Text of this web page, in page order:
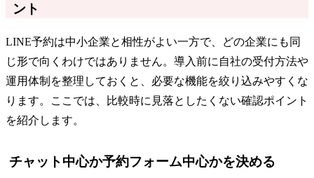
ント
LINE予約は中小企業と相性がよい一方で、どの企業にも同
じ形で向くわけではありません。導入前に自社の受付方法や
運用体制を整理しておくと、必要な機能を絞り込みやすくな
ります。ここでは、比較時に見落としたくない確認ポイント
を紹介します。
チャット中心か予約フォーム中心かを決める